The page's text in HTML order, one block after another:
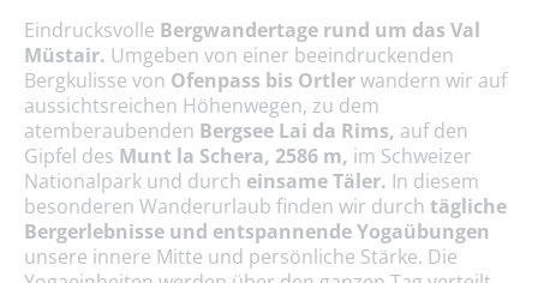
Eindrucksvolle Bergwandertage rund um das Val
Müstair. Umgeben von einer beeindruckenden
Bergkulisse von Ofenpass bis Ortlerwandern wir auf
aussichtsreichen Höhenwegen, zu dem
atemberaubenden Bergsee Lai da Rims, auf den
Gipfel des Munt la Schera, 2586 m, im Schweizer
Nationalpark und durch einsame Täler. In diesem
besonderen Wanderurlaub finden wir durch tägliche
Bergerlebnisse und entspannende Yogaübungen
unsere innere Mitte und persönliche Stärke. Die